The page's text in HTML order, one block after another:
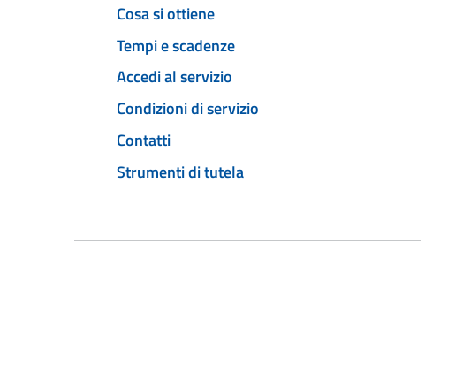
Cosa si ottiene
Tempi e scadenze
Accedi al servizio
Condizioni di servizio
Contatti
Strumenti di tutela